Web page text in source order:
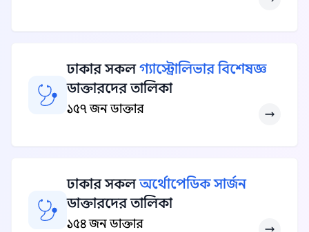
ঢাকার সকলগ্যাস্ট্রোলিভার বিশেষজ্ঞ
ডাক্তারদের তালিকা
১৫৭ জন ডাক্তার
ঢাকার সকলঅর্থোপেডিক সার্জন
ডাক্তারদের তালিকা
১৫৪ জন ডাক্তার